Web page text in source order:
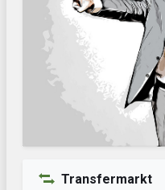
Transfermarkt